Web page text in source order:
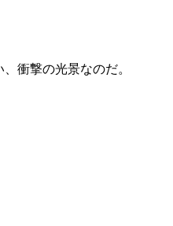
衝撃の光景なのだ。